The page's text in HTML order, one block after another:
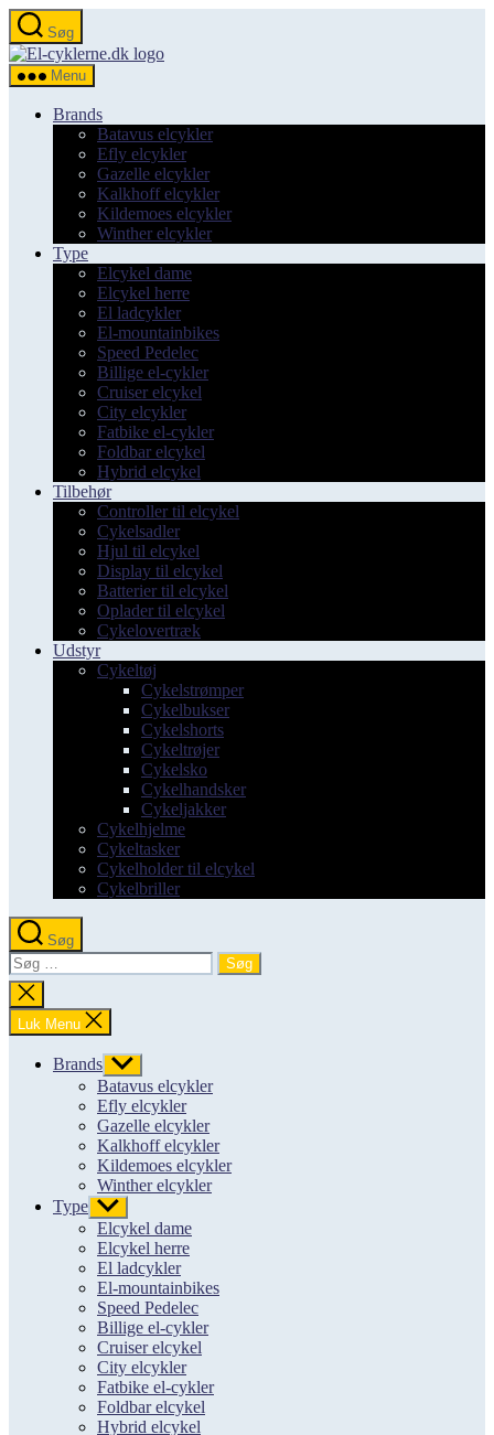
Spring
til
indholdet
Søg
el-
Menu
Brands
Batavus elcykler
Efly elcykler
Gazelle elcykler
Kalkhoff elcykler
Kildemoes elcykler
Winther elcykler
Type
Elcykel dame
Elcykel herre
El ladcykler
El-mountainbikes
Speed Pedelec
Billige el-cykler
Cruiser elcykel
City elcykler
Fatbike el-cykler
Foldbar elcykel
Hybrid elcykel
Tilbehør
Controller til elcykel
Cykelsadler
Hjul til elcykel
Display til elcykel
Batterier til elcykel
Oplader til elcykel
Cykelovertræk
Udstyr
Cykeltøj
Cykelstrømper
Cykelbukser
Cykelshorts
Cykeltrøjer
Cykelsko
Cykelhandsker
Cykeljakker
Cykelhjelme
Cykeltasker
Cykelholder til elcykel
Cykelbriller
Søg
Søg
efter:
Luk
søgning
Luk Menu
Brands Vis
undermenu
Batavus elcykler
Efly elcykler
Gazelle elcykler
Kalkhoff elcykler
Kildemoes elcykler
Winther elcykler
Type Vis
undermenu
Elcykel dame
Elcykel herre
El ladcykler
El-mountainbikes
Speed Pedelec
Billige el-cykler
Cruiser elcykel
City elcykler
Fatbike el-cykler
Foldbar elcykel
Hybrid elcykel